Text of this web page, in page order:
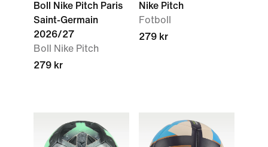
Boll Nike Pitch Paris
Saint-Germain
2026/27
Boll Nike Pitch
279 kr
Nike Pitch
Fotboll
279 kr